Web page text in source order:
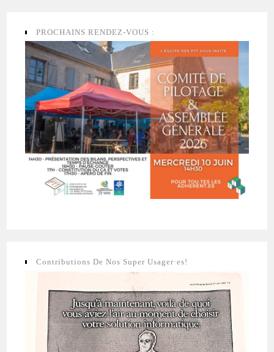
PROCHAINS RENDEZ-VOUS :
Contributions De Nos Super Usager·es!